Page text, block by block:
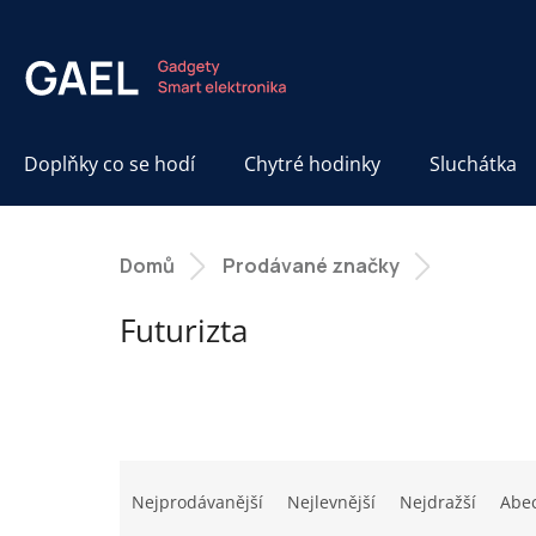
obsah
Doplňky co se hodí Chytré hodinky Sluchátka
Domů Prodávané značky
Futurizta
Nejprodávanější Nejlevnější Nejdražší